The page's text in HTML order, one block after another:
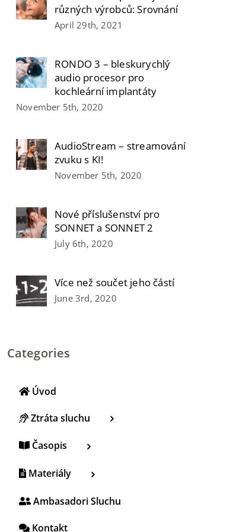
různých výrobců: Srovnání
April 29th, 2021
RONDO 3 – bleskurychlý
audio procesor pro
kochleární implantáty
November 5th, 2020
AudioStream – streamování
zvuku s KI!
November 5th, 2020
Nové příslušenství pro
SONNET a SONNET 2
July 6th, 2020
Více než součet jeho částí
June 3rd, 2020
Categories
Úvod
Ztráta sluchu
Časopis
Materiály
Ambasadori Sluchu
Kontakt